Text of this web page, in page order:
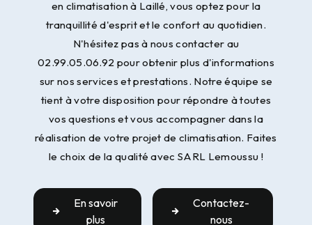
en climatisation à Laillé, vous optez pour la
tranquillité d'esprit et le confort au quotidien.
N'hésitez pas à nous contacter au
02.99.05.06.92 pour obtenir plus d'informations
sur nos services et prestations. Notre équipe se
tient à votre disposition pour répondre à toutes
vos questions et vous accompagner dans la
réalisation de votre projet de climatisation. Faites
le choix de la qualité avec SARL Lemoussu !
En savoir
plus
Contactez-
nous